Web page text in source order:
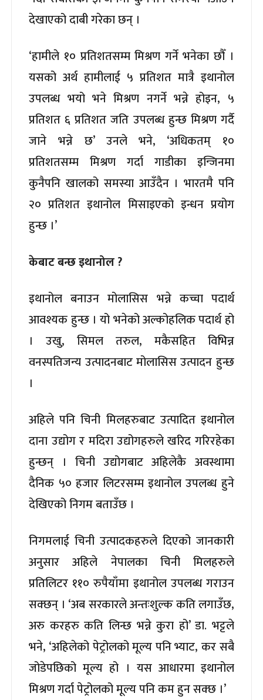
देखाएको दाबी गरेका छन् ।
‘हामीले १० प्रतिशतसम्म मिश्रण गर्ने भनेका छौँ ।
यसको अर्थ हामीलाई ५ प्रतिशत मात्रै इथानोल
उपलब्ध भयो भने मिश्रण नगर्ने भन्ने होइन, ५
प्रतिशत ६ प्रतिशत जति उपलब्ध हुन्छ मिश्रण गर्दै
जाने भन्ने छ’ उनले भने, ‘अधिकतम् १०
प्रतिशतसम्म मिश्रण गर्दा गाडीका इन्जिनमा
कुनैपनि खालको समस्या आउँदैन । भारतमै पनि
२० प्रतिशत इथानोल मिसाइएको इन्धन प्रयोग
हुन्छ ।’
केबाट बन्छ इथानोल ?
इथानोल बनाउन मोलासिस भन्ने कच्चा पदार्थ
आवश्यक हुन्छ । यो भनेको अल्कोहलिक पदार्थ हो
। उखु, सिमल तरुल, मकैसहित विभिन्न
वनस्पतिजन्य उत्पादनबाट मोलासिस उत्पादन हुन्छ
।
अहिले पनि चिनी मिलहरुबाट उत्पादित इथानोल
दाना उद्योग र मदिरा उद्योगहरुले खरिद गरिरहेका
हुन्छन् । चिनी उद्योगबाट अहिलेकै अवस्थामा
दैनिक ५० हजार लिटरसम्म इथानोल उपलब्ध हुने
देखिएको निगम बताउँछ ।
निगमलाई चिनी उत्पादकहरुले दिएको जानकारी
अनुसार अहिले नेपालका चिनी मिलहरुले
प्रतिलिटर ११० रुपैयाँमा इथानोल उपलब्ध गराउन
सक्छन् । ‘अब सरकारले अन्तःशुल्क कति लगाउँछ,
अरु करहरु कति लिन्छ भन्ने कुरा हो’ डा. भट्टले
भने, ‘अहिलेको पेट्रोलको मूल्य पनि भ्याट, कर सबै
जोडेपछिको मूल्य हो । यस आधारमा इथानोल
मिश्रण गर्दा पेट्रोलको मूल्य पनि कम हुन सक्छ ।’